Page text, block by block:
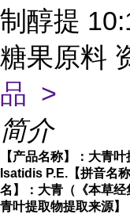
制醇提
糖果原料
品 >
简介
【产品名称】：大青
Isatidis P.E. 【拼音名
名】：大青（《本草经
青叶提取物提取来源